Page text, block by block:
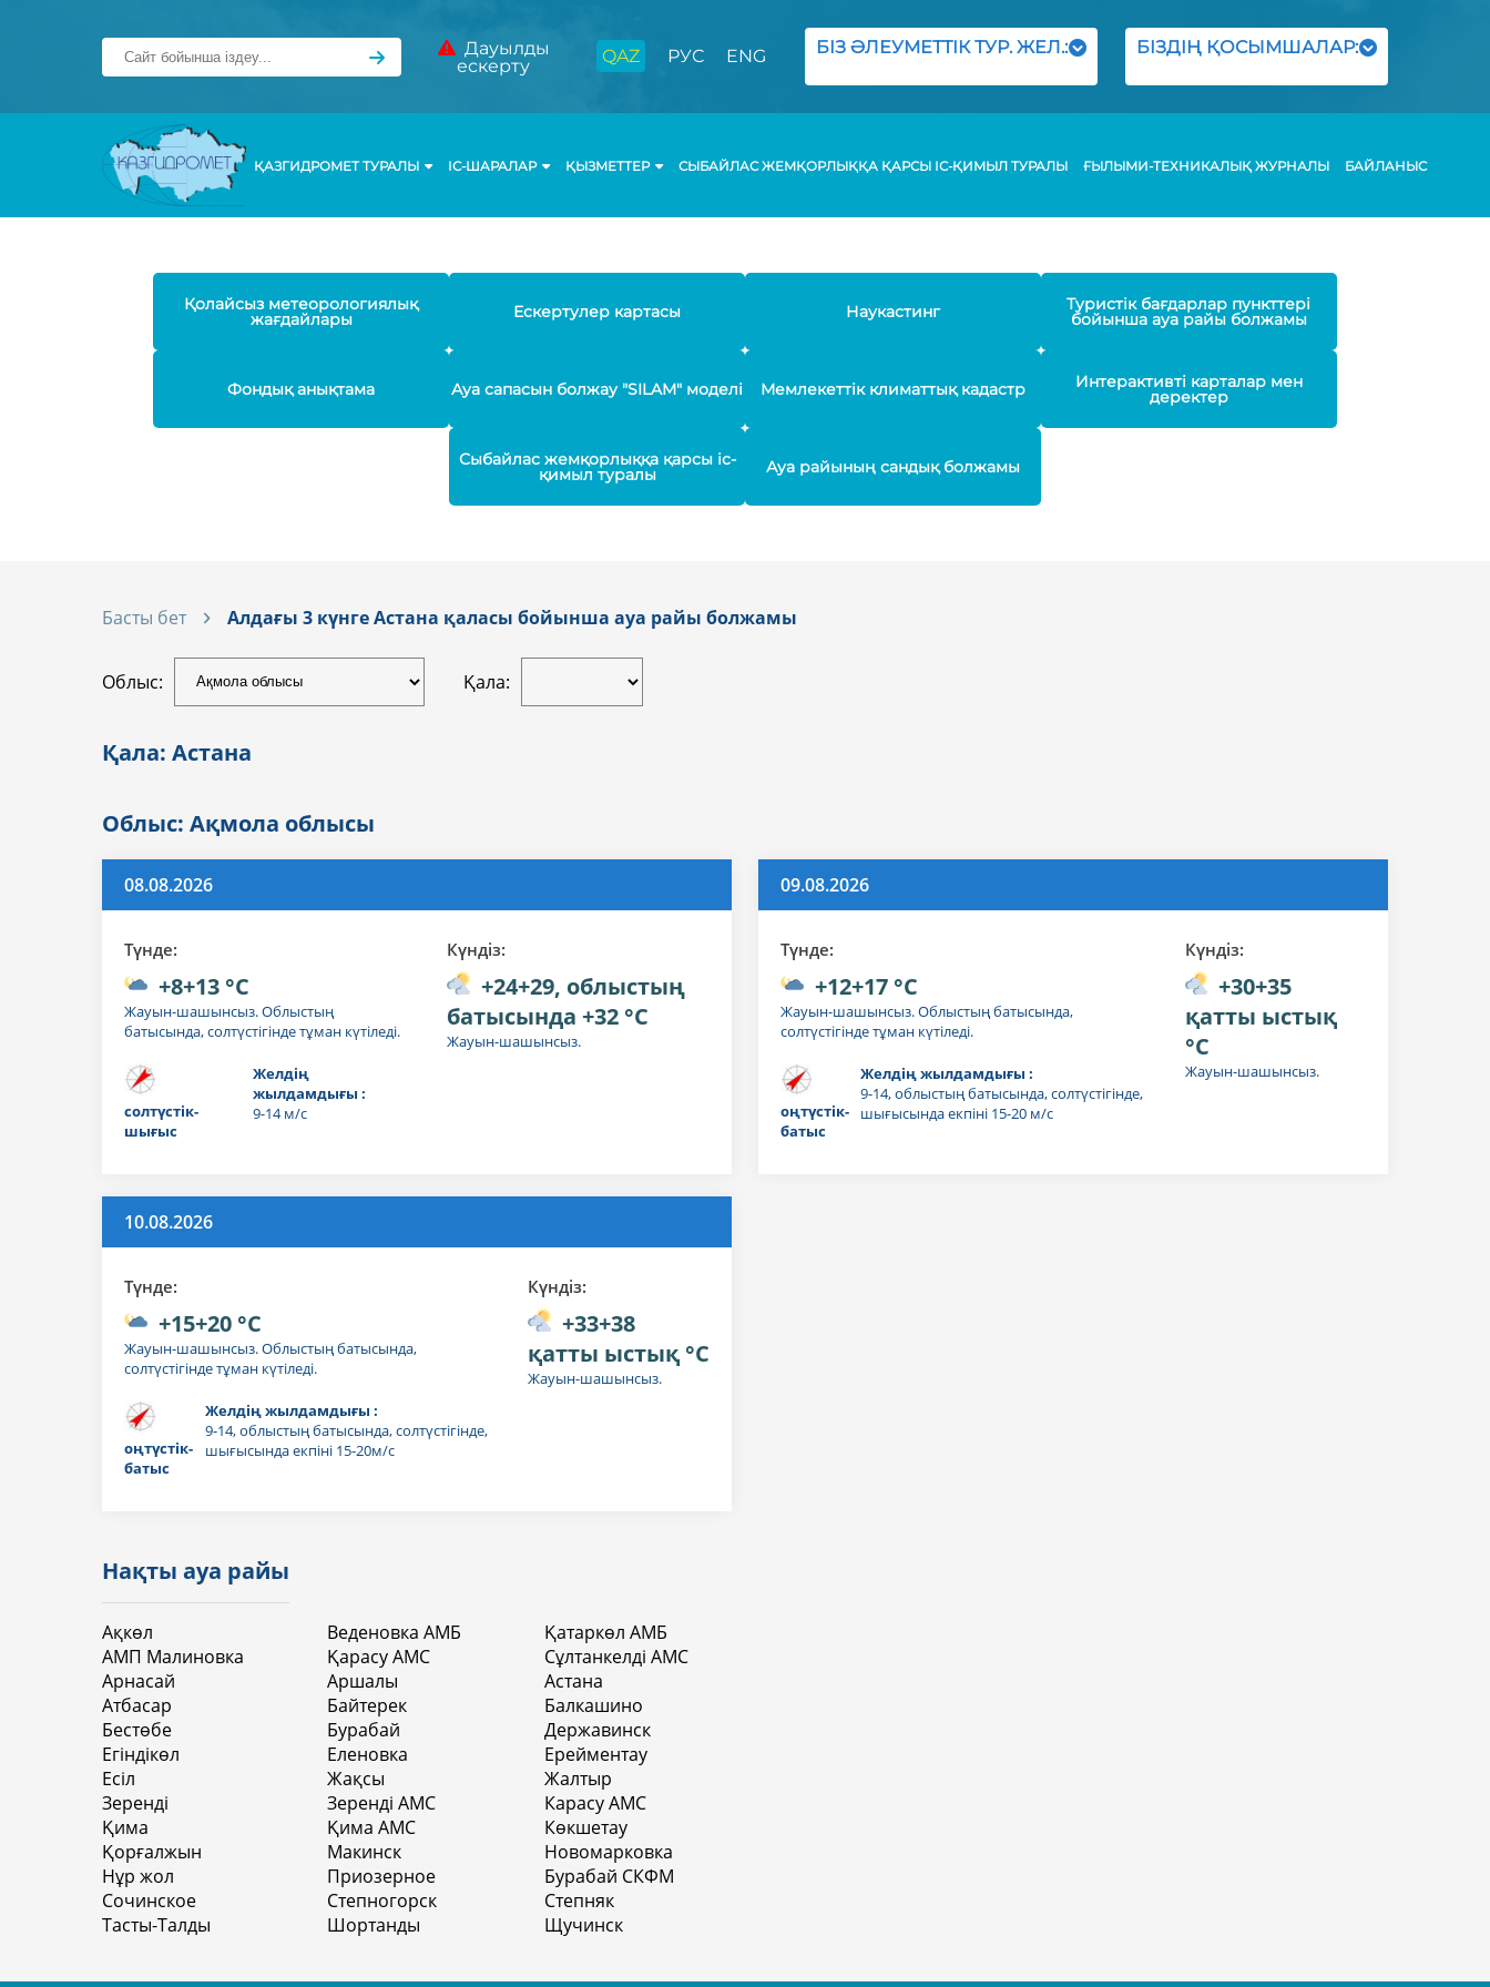
Дауылды
ескерту
QAZ РУС ENG БІЗ ӘЛЕУМЕТТІК ТУР. ЖЕЛ.: БІЗДІҢ ҚОСЫМШАЛАР:
ҚАЗГИДРОМЕТ ТУРАЛЫ ІС-ШАРАЛАР ҚЫЗМЕТТЕР СЫБАЙЛАС ЖЕМҚОРЛЫҚҚА ҚАРСЫ ІС-ҚИМЫЛ ТУРАЛЫ ҒЫЛЫМИ-ТЕХНИКАЛЫҚ ЖУРНАЛЫ БАЙЛАНЫС
Қолайсыз метеорологиялық
жағдайлары Ескертулер картасы Наукастинг Туристік бағдарлар пункттері
бойынша ауа райы болжамы
Фондық анықтама Ауа сапасын болжау "SILAM" моделі Мемлекеттік климаттық кадастр Интерактивті карталар мен
деректер
Сыбайлас жемқорлыққа қарсы іс-
қимыл туралы Ауа райының сандық болжамы
Басты бет Алдағы 3 күнге Астана қаласы бойынша ауа райы болжамы
Облыс: Қала:
Қала: Астана
Облыс: Ақмола облысы
08.08.2026
Түнде:
+8+13 °C
Жауын-шашынсыз. Облыстың
батысында, солтүстігінде тұман күтіледі.
солтүстік-
шығыс
Желдің
жылдамдығы :
9-14 м/с
Күндiз:
+24+29, облыстың
батысында +32 °C
Жауын-шашынсыз.
09.08.2026
Түнде:
+12+17 °C
Жауын-шашынсыз. Облыстың батысында,
солтүстігінде тұман күтіледі.
оңтүстік-
батыс
Желдің жылдамдығы :
9-14, облыстың батысында, солтүстігінде,
шығысында екпіні 15-20 м/с
Күндiз:
+30+35
қатты ыстық
°C
Жауын-шашынсыз.
10.08.2026
Түнде:
+15+20 °C
Жауын-шашынсыз. Облыстың батысында,
солтүстігінде тұман күтіледі.
оңтүстік-
батыс
Желдің жылдамдығы :
9-14, облыстың батысында, солтүстігінде,
шығысында екпіні 15-20м/с
Күндiз:
+33+38
қатты ыстық °C
Жауын-шашынсыз.
Нақты ауа райы
Ақкөл
АМП Малиновка
Арнасай
Атбасар
Бестөбе
Егіндікөл
Есіл
Зеренді
Қима
Қорғалжын
Нұр жол
Сочинское
Тасты-Талды
Веденовка АМБ
Қарасу АМС
Аршалы
Байтерек
Бурабай
Еленовка
Жақсы
Зеренді АМС
Қима АМС
Макинск
Приозерное
Степногорск
Шортанды
Қатаркөл АМБ
Сұлтанкелді АМС
Астана
Балкашино
Державинск
Ерейментау
Жалтыр
Карасу АМС
Көкшетау
Новомарковка
Бурабай СКФМ
Степняк
Щучинск